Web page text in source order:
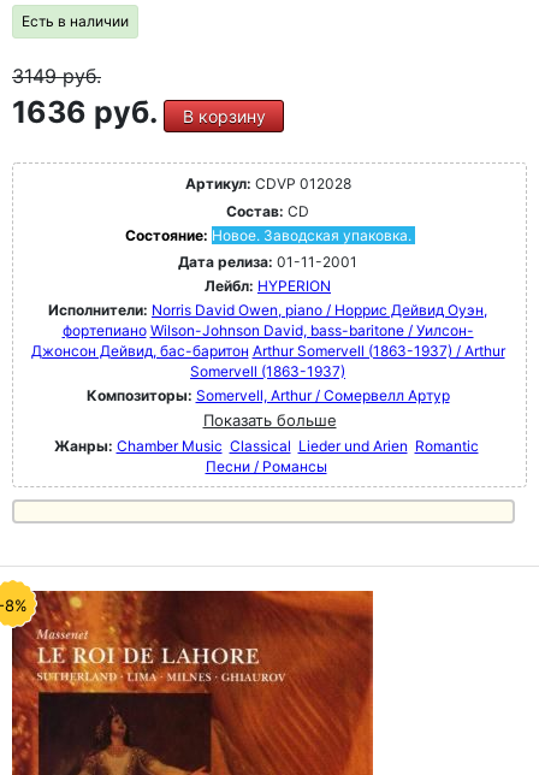
Есть в наличии
3149руб.
1636 руб. В корзину
Артикул: CDVP 012028
Состав: CD
Состояние: Новое. Заводская упаковка.
Дата релиза: 01-11-2001
Лейбл: HYPERION
Исполнители: Norris David Owen, piano / Норрис Дейвид Оуэн,
фортепиано Wilson-Johnson David, bass-baritone / Уилсон-
Джонсон Дейвид, бас-баритон Arthur Somervell (1863-1937) / Arthur
Somervell (1863-1937)
Композиторы: Somervell, Arthur / Сомервелл Артур
Показать больше
Жанры: Chamber Music Classical Lieder und Arien Romantic
Песни / Романсы
8%